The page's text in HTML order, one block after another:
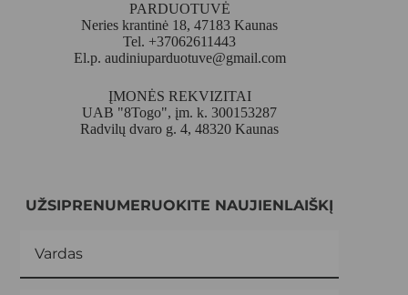
PARDUOTUVĖ
Neries krantinė 18, 47183 Kaunas
Tel. +37062611443
El.p. audiniuparduotuve@gmail.com
ĮMONĖS REKVIZITAI
UAB "8Togo", įm. k. 300153287
Radvilų dvaro g. 4, 48320 Kaunas
UŽSIPRENUMERUOKITE NAUJIENLAIŠKĮ